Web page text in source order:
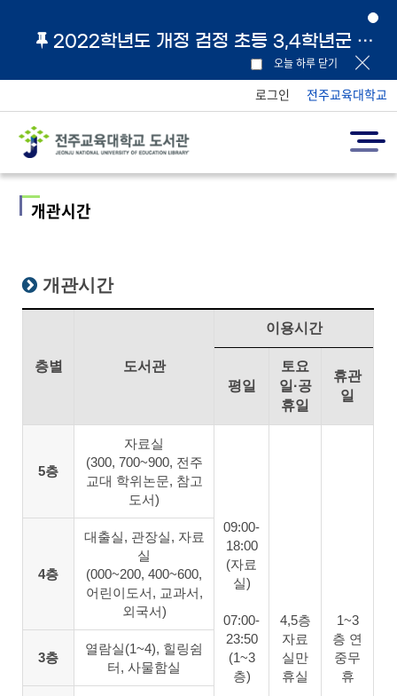
2022학년도 개정 검정 초등 3,4학년군 교과서 및 지도서 원문 링크 안내
오늘 하루 닫기
로그인 전주교육대학교
개관시간
개관시간
층별 도서관
이용시간
평일
토요
일·공
휴일
휴관
일
5층
자료실
(300, 700~900, 전주
교대 학위논문, 참고
도서)
09:00-
18:00
(자료
실)
07:00-
23:50
(1~3
층)
4,5층
자료
실만
휴실
1~3
층 연
중무
휴
4층
대출실, 관장실, 자료
실
(000~200, 400~600,
어린이도서, 교과서,
외국서)
3층
열람실(1~4), 힐링쉼
터, 사물함실